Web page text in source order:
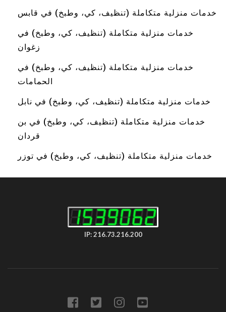
خدمات منزلية متكاملة (تنظيف، كي، وطبخ) في قابس
خدمات منزلية متكاملة (تنظيف، كي، وطبخ) في
زغوان
خدمات منزلية متكاملة (تنظيف، كي، وطبخ) في
الحمامات
خدمات منزلية متكاملة (تنظيف، كي، وطبخ) في نابل
خدمات منزلية متكاملة (تنظيف، كي، وطبخ) في بن
قردان
خدمات منزلية متكاملة (تنظيف، كي، وطبخ) في توزر
IP: 216.73.216.200